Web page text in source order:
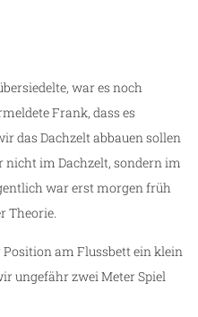
war es noch
Frank, dass es
das Dachzelt abbauen sollen
nicht im Dachzelt, sondern im
war erst morgen früh
Theorie.
am Flussbett ein klein
ungefähr zwei Meter Spiel